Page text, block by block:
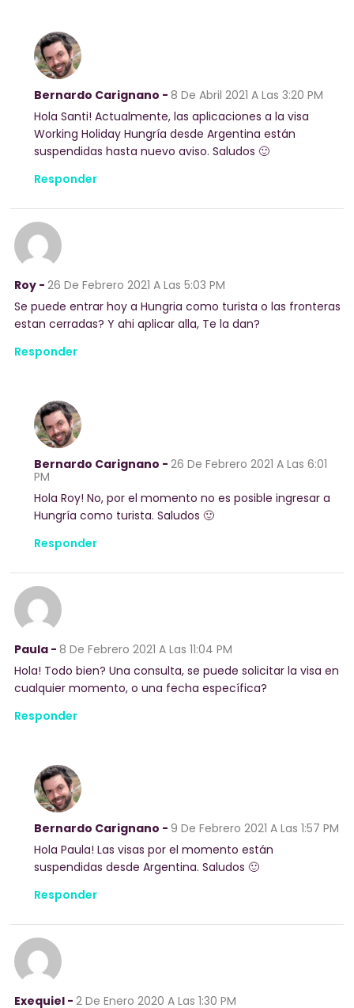
Bernardo Carignano - 8 De Abril 2021 A Las 3:20 PM
Hola Santi! Actualmente, las aplicaciones a la visa
Working Holiday Hungría desde Argentina están
suspendidas hasta nuevo aviso. Saludos 🙂
Responder
Roy - 26 De Febrero 2021 A Las 5:03 PM
Se puede entrar hoy a Hungria como turista o las fronteras
estan cerradas? Y ahi aplicar alla, Te la dan?
Responder
Bernardo Carignano - 26 De Febrero 2021 A Las 6:01
PM
Hola Roy! No, por el momento no es posible ingresar a
Hungría como turista. Saludos 🙂
Responder
Paula - 8 De Febrero 2021 A Las 11:04 PM
Hola! Todo bien? Una consulta, se puede solicitar la visa en
cualquier momento, o una fecha específica?
Responder
Bernardo Carignano - 9 De Febrero 2021 A Las 1:57 PM
Hola Paula! Las visas por el momento están
suspendidas desde Argentina. Saludos 🙂
Responder
Exequiel - 2 De Enero 2020 A Las 1:30 PM